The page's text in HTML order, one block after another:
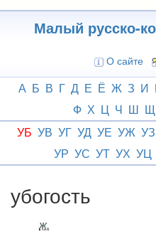
Малый русско-
О сайте
А Б В Г Д Е Ё Ж З И
Ф Х Ц Ч Ш Щ
УБ УВ УГ УД УЕ УЖ УЗ
УР УС УТ УХ УЦ
убогость
ж.